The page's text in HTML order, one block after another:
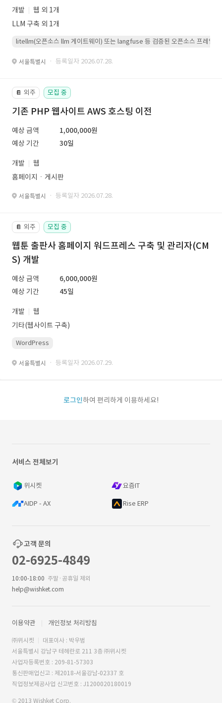
개발
웹 외 1개
LLM 구축 외 1개
litellm(오픈소스 llm 게이트웨이) 또는 langfuse 등 검증된 오픈소스 프레임워
서울특별시 · 등록일자 2026.07.28.
📔 외주 모집 중
기존 PHP 웹사이트 AWS 호스팅 이전
예상 금액
1,000,000원
예상 기간
30일
개발
웹
홈페이지ㆍ게시판
서울특별시 · 등록일자 2026.07.28.
📔 외주 모집 중
웹툰 출판사 홈페이지 워드프레스 구축 및 관리자(CM
S) 개발
예상 금액
6,000,000원
예상 기간
45일
개발
웹
기타(웹사이트 구축)
WordPress
서울특별시 · 등록일자 2026.07.29.
로그인하여 편리하게 이용하세요!
서비스 전체보기
위시켓 요즘IT
AIDP - AX Rise ERP
고객 문의
02-6925-4849
10:00-18:00 주말·공휴일 제외
help@wishket.com
이용약관 개인정보 처리방침
㈜위시켓
대표이사 : 박우범
서울특별시 강남구 테헤란로 211 3층 ㈜위시켓
사업자등록번호 : 209-81-57303
통신판매업신고 : 제2018-서울강남-02337 호
직업정보제공사업 신고번호 : J1200020180019
© 2013 Wishket Corp.